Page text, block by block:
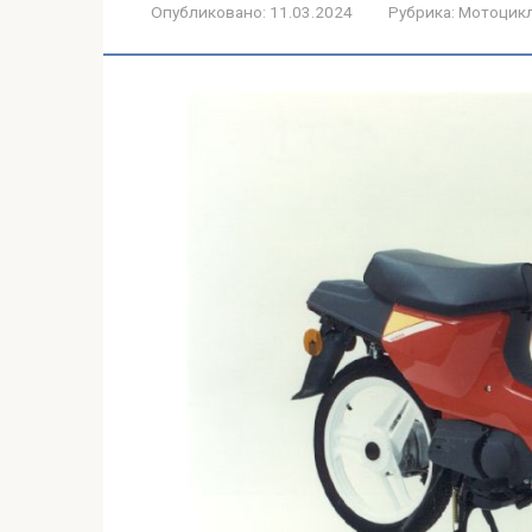
Опубликовано: 11.03.2024 Рубрика: